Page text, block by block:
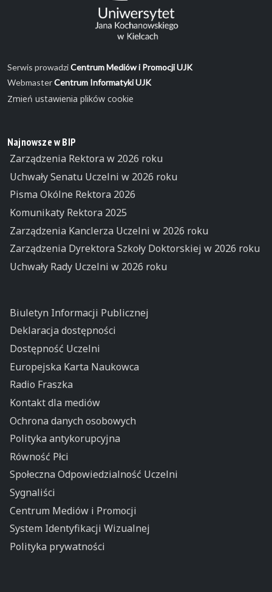
Serwis prowadziCentrum Mediów i Promocji UJK
WebmasterCentrum Informatyki UJK
Zmień ustawienia plików cookie
Najnowsze w BIP
Zarządzenia Rektora w 2026 roku
Uchwały Senatu Uczelni w 2026 roku
Pisma Okólne Rektora 2026
Komunikaty Rektora 2025
Zarządzenia Kanclerza Uczelni w 2026 roku
Zarządzenia Dyrektora Szkoły Doktorskiej w 2026 roku
Uchwały Rady Uczelni w 2026 roku
Biuletyn Informacji Publicznej
Deklaracja dostępności
Dostępność Uczelni
Europejska Karta Naukowca
Radio Fraszka
Kontakt dla mediów
Ochrona danych osobowych
Polityka antykorupcyjna
Równość Płci
Społeczna Odpowiedzialność Uczelni
Sygnaliści
Centrum Mediów i Promocji
System Identyfikacji Wizualnej
Polityka prywatności